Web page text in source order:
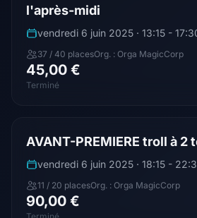
l'après-midi
vendredi 6 juin 2025 · 13:15 -
37 / 40 placesOrg. : Orga MagicCorp
45,00 €
Terminé
AVANT-PREMIERE troll à 2
vendredi 6 juin 2025 · 18:15 -
11 / 20 placesOrg. : Orga MagicCorp
90,00 €